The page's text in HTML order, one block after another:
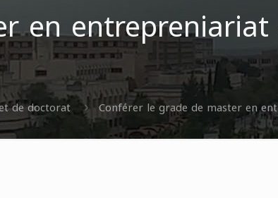
en
de doctorat Conférer le grade de master en